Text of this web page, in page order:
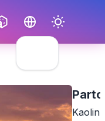
Kaolin